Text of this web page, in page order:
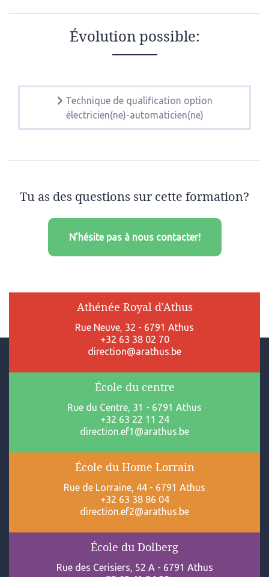
Évolution possible:
Technique de qualification option
électricien(ne)-automaticien(ne)
Tu as des questions sur cette formation?
N’hésite pas à nous contacter!
Athénée Royal d'Athus
Rue Neuve, 32 - 6791 Athus
+32 63 38 02 70
direction@arathus.be
École du centre
Rue du Centre, 31 - 6791 Athus
+32 63 22 11 24
direction.ef1@arathus.be
École du Home Lorrain
Rue de Lorraine, 44 - 6791 Athus
+32 63 38 86 04
direction.ef2@arathus.be
École du Dolberg
Rue des Cerisiers, 52 A - 6791 Athus